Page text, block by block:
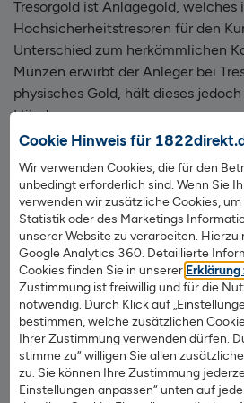
Cookie Hinweis für
Wir verwenden Cookies, die für den
unbedingt erforderlich sind. Wenn Sie
verwenden wir zusätzliche Cookies,
Statistik oder des Marketings
unserer Website zu verarbeiten. Hierzu
Google Analytics 360. Detaillierte
Cookies finden Sie in unserer
Zustimmung ist freiwillig und für die
notwendig. Durch Klick auf
bestimmen, welche zusätzlichen
Ihrer Zustimmung verwenden dürfen.
stimme zu“ willigen Sie allen
zu. Sie können Ihre Zustimmung
Einstellungen anpassen“ unten auf
Tresorgold ist Anlagegold, welches
Hochsicherheitstresoren für den
Unterschied zum herkömmlichen
Münzen erwirbt der Anleger bei
physisches Gold, hält dieses
Händen.
100 % Kundeneigentum
Keine Einrichtungsgebühren
Keine Ein-und
Schon ab 1 € – keine
Nur 0,5 % des Ankaufspreises
3,90 € / Sparplan pro Quartal